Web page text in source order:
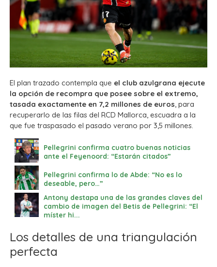
El plan trazado contempla que el club azulgrana ejecute
la opción de recompra que posee sobre el extremo,
tasada exactamente en 7,2 millones de euros, para
recuperarlo de las filas del RCD Mallorca, escuadra a la
que fue traspasado el pasado verano por 3,5 millones.
Pellegrini confirma cuatro buenas noticias
ante el Feyenoord: “Estarán citados”
Pellegrini confirma lo de Abde: “No es lo
deseable, pero…”
Antony destapa una de las grandes claves del
cambio de imagen del Betis de Pellegrini: “El
míster hi...
Los detalles de una triangulación
perfecta